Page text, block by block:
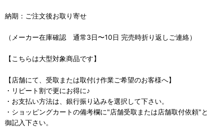
納期：ご注文後お取り寄せ
（メーカー在庫確認 通常3日〜10日 完売時折り返しご連絡）
【こちらは大型対象商品です】
【店舗にて、受取または取付け作業ご希望のお客様へ】
・リピート割で更にお得に♪
・お支払い方法は、銀行振り込みを選択して下さい。
・ショッピングカートの備考欄に"店舗受取または店舗取付依頼"と
御記入下さい。